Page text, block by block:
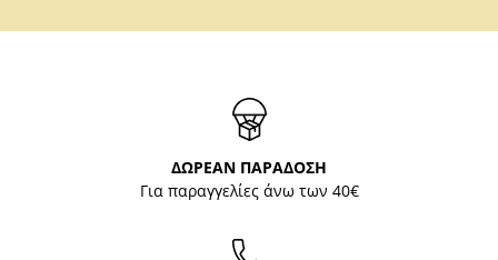
ΔΩΡΕΑΝ ΠΑΡΑΔΟΣΗ
Για παραγγελίες άνω των 40€